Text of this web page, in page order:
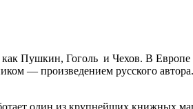
Пушкин, Гоголь и Чехов. В Европе
— произведением русского